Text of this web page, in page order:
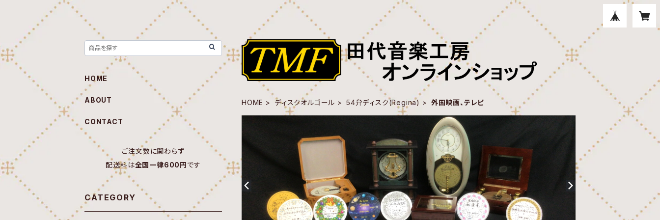
HOME ディスクオルゴール 54弁ディスク(Regina) 外国映画、テレビ
HOME
ABOUT
CONTACT
ご注文数に関わらず
配送料は全国一律600円です
CATEGORY